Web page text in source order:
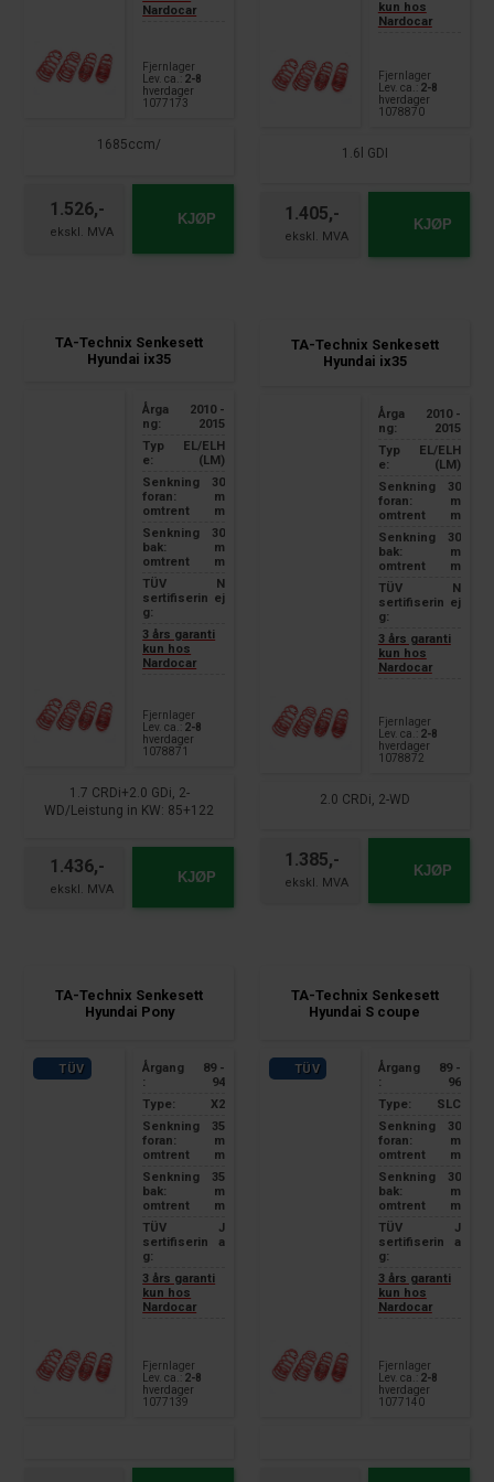
Nardocar
Fjernlager
Lev. ca.: 2-8
hverdager
1077173
1685ccm/
1.526,- KJØP
kun hos
Nardocar
Fjernlager
Lev. ca.:
2-8
hverdager
1078870
1.6l GDI
1.405,- KJØP
TA-Technix Senkesett
Hyundai ix35
Årga
ng:
2010 -
2015
Typ
e:
EL/ELH
(LM)
Senkning
foran:
omtrent
30
m
m
Senkning
bak:
omtrent
30
m
m
TÜV
sertifiserin
g:
N
ej
3 års garanti
kun hos
Nardocar
Fjernlager
Lev. ca.: 2-8
hverdager
1078871
1.7 CRDi+2.0 GDi, 2-
WD/Leistung in KW: 85+122
1.436,- KJØP
TA-Technix Senkesett
Hyundai ix35
Årga
ng:
2010 -
2015
Typ
e:
EL/ELH
(LM)
Senkning
foran:
omtrent
30
m
m
Senkning
bak:
omtrent
30
m
m
TÜV
sertifiserin
g:
N
ej
3 års garanti
kun hos
Nardocar
Fjernlager
Lev. ca.:
2-8
hverdager
1078872
2.0 CRDi, 2-WD
1.385,- KJØP
TA-Technix Senkesett
Hyundai Pony
TÜV
Årgang
:
89 -
94
Type:
X2
Senkning
foran:
omtrent
35
m
m
Senkning
bak:
omtrent
35
m
m
TÜV
sertifiserin
g:
J
a
3 års garanti
kun hos
Nardocar
Fjernlager
Lev. ca.: 2-8
hverdager
1077139
TA-Technix Senkesett
Hyundai S coupe
TÜV
Årgang
:
89 -
96
Type:
SLC
Senkning
foran:
omtrent
30
m
m
Senkning
bak:
omtrent
30
m
m
TÜV
sertifiserin
g:
J
a
3 års garanti
kun hos
Nardocar
Fjernlager
Lev. ca.:
2-8
hverdager
1077140